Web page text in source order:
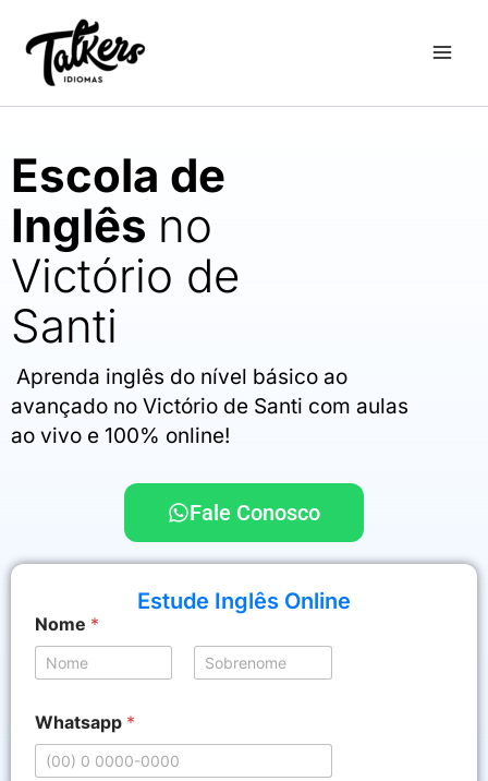
para
conteúdo
Escola de
Inglês no
Victório de
Santi
Aprenda inglês do nível básico ao
avançado no Victório de Santi com aulas
ao vivo e 100% online!
Fale Conosco
Estude Inglês Online
Nome *
Whatsapp *